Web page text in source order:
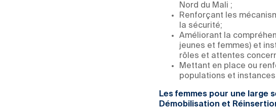
Nord du Mali ;
Renforçant les
la sécurité;
Améliorant la
jeunes et femmes) et
rôles et attentes
Mettant en place ou
populations et
Les femmes pour une large
Démobilisation et